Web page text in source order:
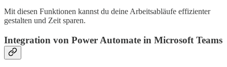
Mit diesen Funktionen kannst du deine Arbeitsabläufe effizienter
gestalten und Zeit sparen.
Integration von Power Automate in Microsoft Teams